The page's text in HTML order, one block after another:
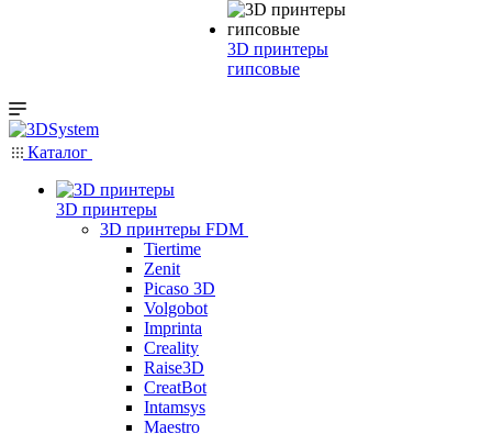
3D принтеры
гипсовые
Каталог
3D принтеры
3D принтеры FDM
Tiertime
Zenit
Picaso 3D
Volgobot
Imprinta
Creality
Raise3D
CreatBot
Intamsys
Maestro